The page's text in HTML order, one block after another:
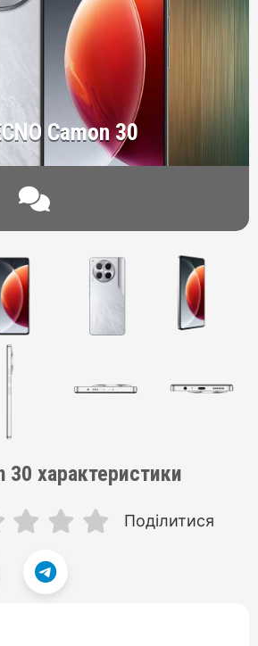
Camon 30
30 характеристики
Поділитися